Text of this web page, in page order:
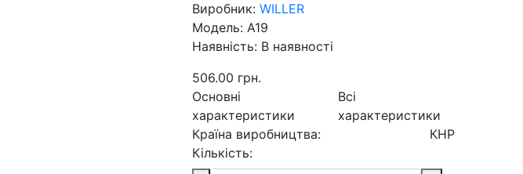
Виробник:WILLER
Модель:A19
Наявність: В наявності
506.00 грн.
Основні
характеристики
Всі
характеристики
Країна виробництва:
КНР
Кількість: